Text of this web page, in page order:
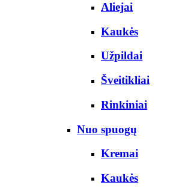
Aliejai
Kaukės
Užpildai
Šveitikliai
Rinkiniai
Nuo spuogų
Kremai
Kaukės